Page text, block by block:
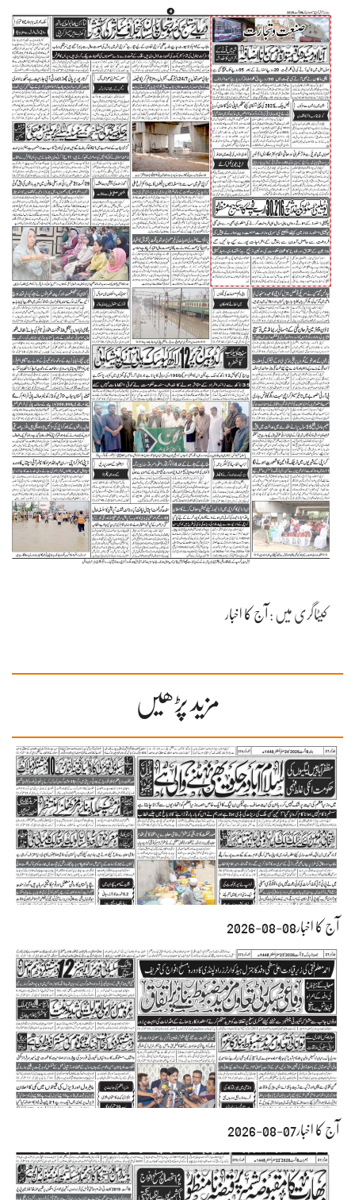
کیٹاگری میں : آج کا اخبار
مزید پڑھیں
آج کا اخبار08-08-2026
آج کا اخبار07-08-2026